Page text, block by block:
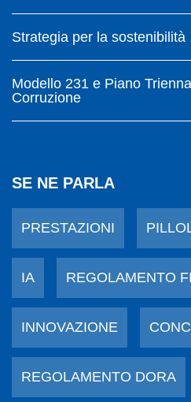
Strategia per la sostenibilità
Modello 231 e Piano
Corruzione
SE NE PARLA
PRESTAZIONI
IA REGOLAMENTO
INNOVAZIONE
REGOLAMENTO DORA